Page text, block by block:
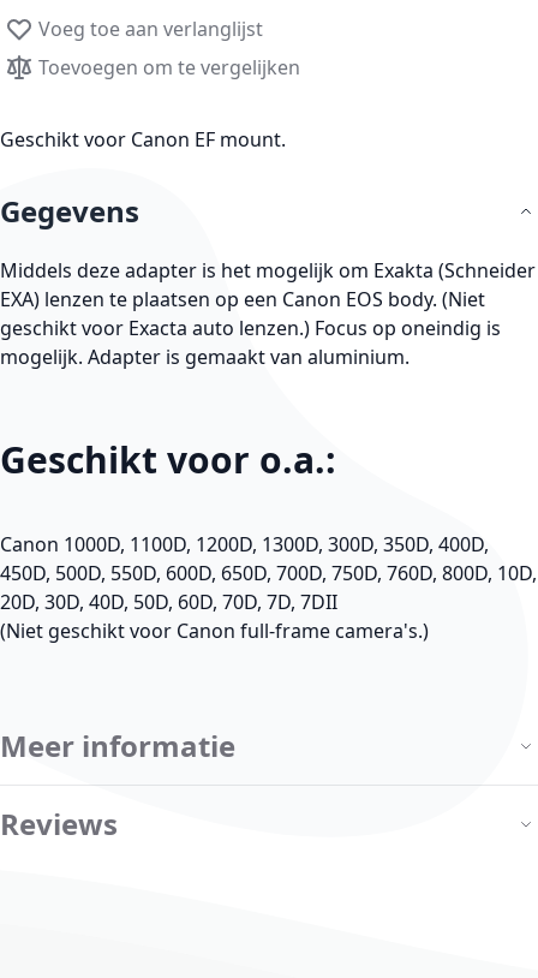
Voeg toe aan verlanglijst
Toevoegen om te vergelijken
Geschikt voor Canon EF mount.
Gegevens
Middels deze adapter is het mogelijk om Exakta (Schneider
EXA) lenzen te plaatsen op een Canon EOS body. (Niet
geschikt voor Exacta auto lenzen.) Focus op oneindig is
mogelijk. Adapter is gemaakt van aluminium.
Geschikt voor o.a.:
Canon 1000D, 1100D, 1200D, 1300D, 300D, 350D, 400D,
450D, 500D, 550D, 600D, 650D, 700D, 750D, 760D, 800D, 10D,
20D, 30D, 40D, 50D, 60D, 70D, 7D, 7DII
(Niet geschikt voor Canon full-frame camera's.)
Meer informatie
Reviews